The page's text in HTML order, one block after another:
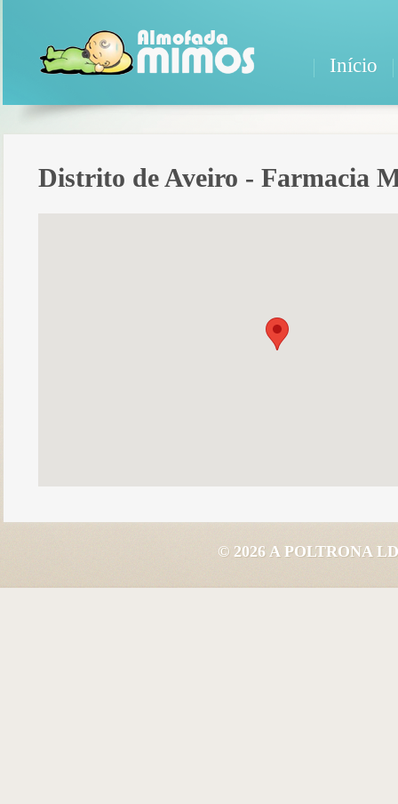
Início
Distrito de Aveiro - Farmacia
© 2026 A POLTRONA